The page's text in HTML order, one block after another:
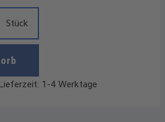
Stück
1-4 Werktage